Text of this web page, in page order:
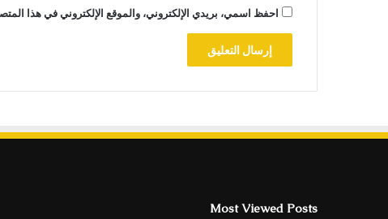
احفظ اسمي، بريدي الإلكتروني، والموقع الإلكتروني في هذا
Most Viewed Posts